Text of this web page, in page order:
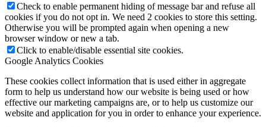
Check to enable permanent hiding of message bar and refuse all
cookies if you do not opt in. We need 2 cookies to store this setting.
Otherwise you will be prompted again when opening a new
browser window or new a tab.
Click to enable/disable essential site cookies.
Google Analytics Cookies
These cookies collect information that is used either in aggregate
form to help us understand how our website is being used or how
effective our marketing campaigns are, or to help us customize our
website and application for you in order to enhance your experience.